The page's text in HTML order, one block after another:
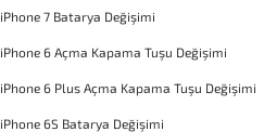
iPhone 7 Batarya Değişimi
iPhone 6 Açma Kapama Tuşu Değişimi
iPhone 6 Plus Açma Kapama Tuşu Değişimi
iPhone 6S Batarya Değişimi